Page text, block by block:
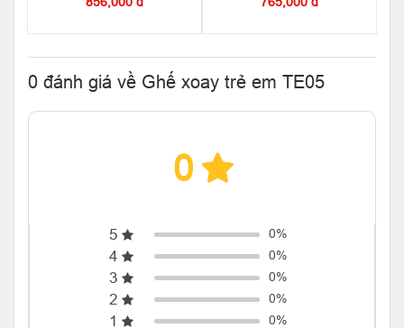
0 đánh giá về Ghế xoay trẻ em TE05
0
5 0%
4 0%
3 0%
2 0%
1 0%